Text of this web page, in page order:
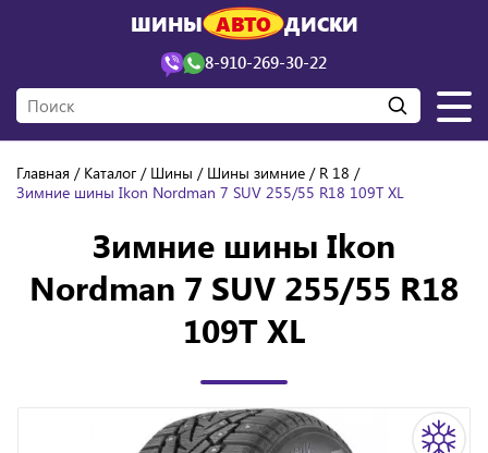
ШИНЫ АВТО ДИСКИ
8-910-269-30-22
Главная Каталог Шины Шины зимние
R 18
Зимние шины Ikon Nordman 7 SUV 255/55 R18 109T XL
Зимние шины Ikon
Nordman 7 SUV 255/55 R18
109T XL